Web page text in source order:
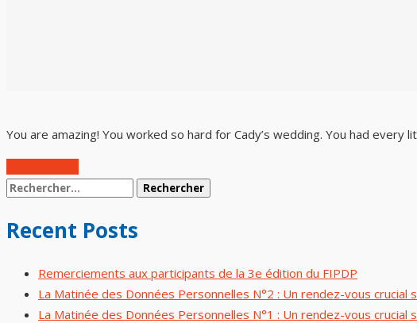
You are amazing! You worked so hard for Cady’s wedding. You had
Recent Posts
Remerciements aux participants de la 3e édition du FIPDP
La Matinée des Données Personnelles N°2 : Un rendez-vous crucial
La Matinée des Données Personnelles N°1 : Un rendez-vous crucial